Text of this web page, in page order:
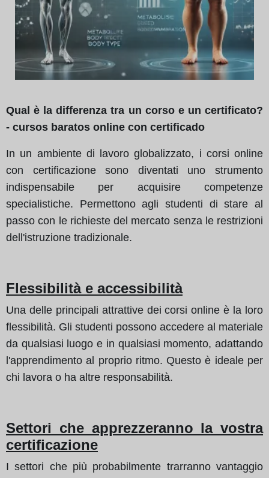
Qual è la differenza tra un corso e un certificato?
- cursos baratos online con certificado
In un ambiente di lavoro globalizzato, i corsi online
con certificazione sono diventati uno strumento
indispensabile per acquisire competenze
specialistiche. Permettono agli studenti di stare al
passo con le richieste del mercato senza le restrizioni
dell'istruzione tradizionale.
Flessibilità e accessibilità
Una delle principali attrattive dei corsi online è la loro
flessibilità. Gli studenti possono accedere al materiale
da qualsiasi luogo e in qualsiasi momento, adattando
l'apprendimento al proprio ritmo. Questo è ideale per
chi lavora o ha altre responsabilità.
Settori che apprezzeranno la vostra
certificazione
I settori che più probabilmente trarranno vantaggio